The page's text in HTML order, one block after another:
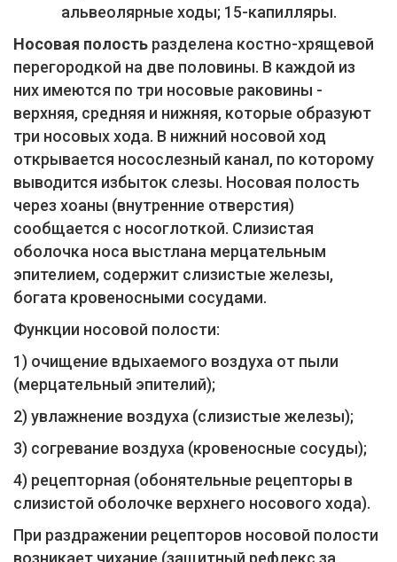
альвеолярные ходы; 15-капилляры.
Носовая полость разделена костно-хрящевой
перегородкой на две половины. В каждой из
них имеются по три носовые раковины -
верхняя, средняя и нижняя, которые образуют
три носовых хода. В нижний носовой ход
открывается носослезный канал, по которому
выводится избыток слезы. Носовая полость
через хоаны (внутренние отверстия)
сообщается с носоглоткой. Слизистая
оболочка носа выстлана мерцательным
эпителием, содержит слизистые железы,
богата кровеносными сосудами.
Функции носовой полости:
1) очищение вдыхаемого воздуха от пыли
(мерцательный эпителий);
2) увлажнение воздуха (слизистые железы);
3) согревание воздуха (кровеносные сосуды);
4) рецепторная (обонятельные рецепторы в
слизистой оболочке верхнего носового хода).
При раздражении рецепторов носовой полости